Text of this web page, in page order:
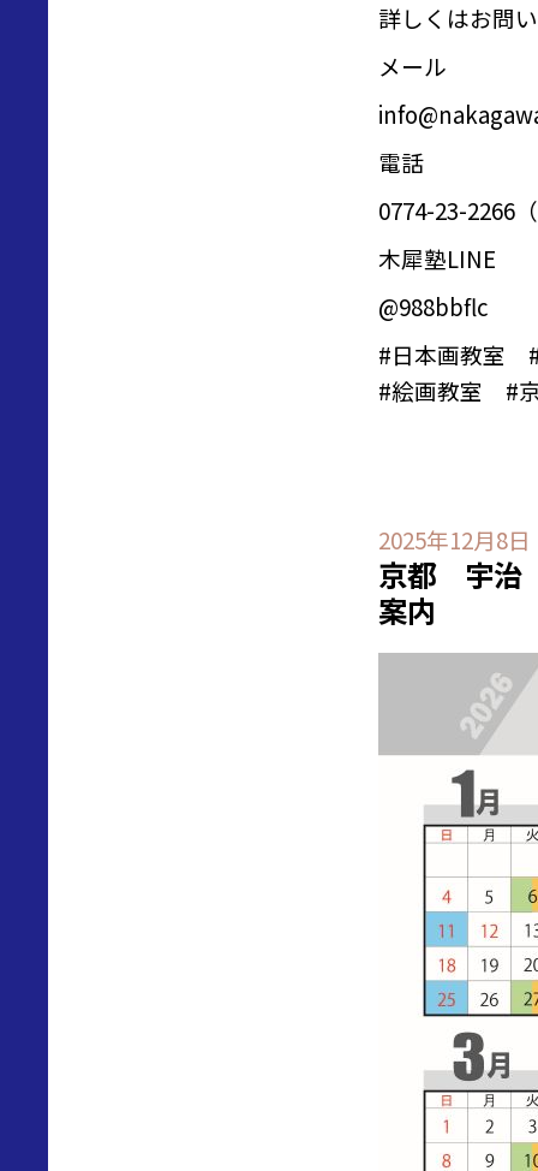
詳しくはお問
メール
電話
0774-23-2266
木犀塾LINE
@988bbflc
#日本画教室
#絵画教室 #
2025年12月8日
京都 宇治
案内